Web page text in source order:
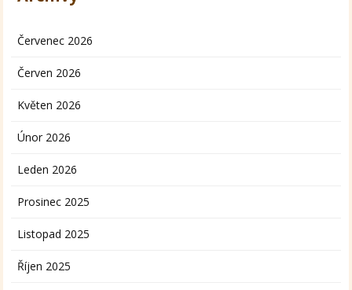
Červenec 2026
Červen 2026
Květen 2026
Únor 2026
Leden 2026
Prosinec 2025
Listopad 2025
Říjen 2025